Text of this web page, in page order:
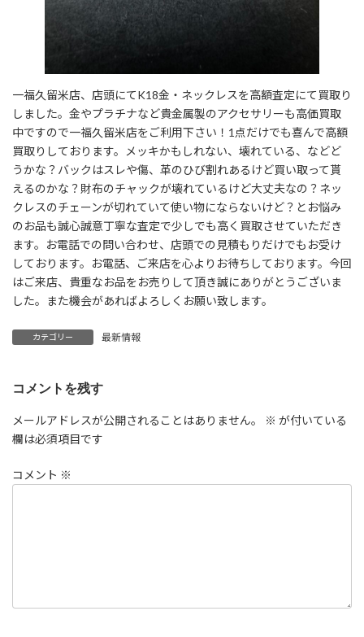
一福久留米店、店頭にてK18金・ネックレスを高額査定にて買取り
しました。金やプラチナなど貴金属製のアクセサリーも高価買取
中ですので一福久留米店をご利用下さい！1点だけでも喜んで高額
買取りしております。メッキかもしれない、壊れている、などど
うかな？バックはスレや傷、革のひび割れあるけど買い取って貰
えるのかな？財布のチャックが壊れているけど大丈夫なの？ネッ
クレスのチェーンが切れていて使い物にならないけど？とお悩み
のお品も誠心誠意丁寧な査定で少しでも高く買取させていただき
ます。お電話での問い合わせ、店頭での見積もりだけでもお受け
しております。お電話、ご来店を心よりお待ちしております。今回
はご来店、貴重なお品をお売りして頂き誠にありがとうございま
した。また機会があればよろしくお願い致します。
カテゴリー 最新情報
コメントを残す
メールアドレスが公開されることはありません。 ※ が付いている
欄は必須項目です
コメント ※